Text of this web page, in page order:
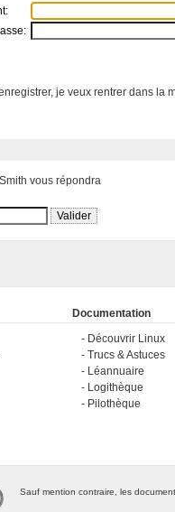
je veux rentrer dans la
vous répondra
Documentation
Découvrir Linux
Trucs & Astuces
Léannuaire
Logithèque
Pilothèque
Sauf mention contraire, les